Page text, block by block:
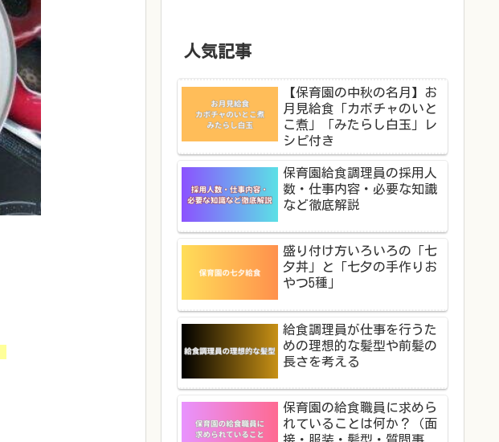
人気記事
【保育園の中秋の名月】お
月見給食「カボチャのいと
こ煮」「みたらし白玉」レ
シピ付き
保育園給食調理員の採用人
数・仕事内容・必要な知識
など徹底解説
盛り付け方いろいろの「七
夕丼」と「七夕の手作りお
やつ5種」
給食調理員が仕事を行うた
めの理想的な髪型や前髪の
長さを考える
保育園の給食職員に求めら
れていることは何か？（面